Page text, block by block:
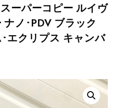
ーパーコピー ルイヴ
ノ･PDV ブラック
エクリプス キャンバ